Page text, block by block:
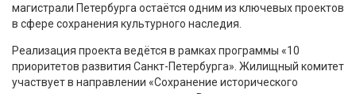
магистрали Петербурга остаётся одним из ключевых проектов
в сфере сохранения культурного наследия.
Реализация проекта ведётся в рамках программы «10
приоритетов развития Санкт-Петербурга». Жилищный комитет
участвует в направлении «Сохранение исторического